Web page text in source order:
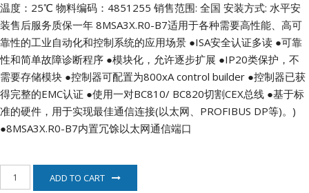
温度：25℃ 物料编码：4851255 销售范围: 全国 安装方式: 水平安
装售后服务质保一年 8MSA3X.R0-B7适用于各种需要高性能、高可
靠性的工业自动化和控制系统的应用场景 ●ISA安全认证多读 ●可靠
性和简单故障诊断程序 ●模块化，允许逐步扩展 ●IP20类保护，不
需要存储模块 ●控制器可配置为800xA control builder ●控制器已获
得完整的EMC认证 ●使用一对BC810/ BC820切割CEX总线 ●基于标
准的硬件，用于实现最佳通信连接(以太网、PROFIBUS DP等)。)
●8MSA3X.R0-B7内置冗馀以太网通信端口
ADD TO CART